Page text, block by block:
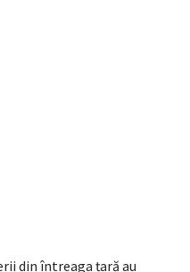
din întreaga țară au